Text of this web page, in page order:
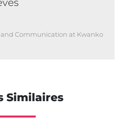
Communication at Kwanko
Similaires